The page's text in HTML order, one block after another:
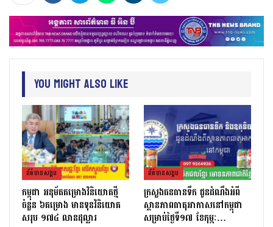
You Might Also Like
ព័ត៌មាន​សង្គម
កម្ពុជា អនុម័តគម្រោងវិនិយោគថ្មី
ចំនួន ៦គម្រោង មានទុនវិនិយោគ
សរុប ១៧៤ លានដុល្លារ
ព័ត៌មាន​សង្គម
ក្រសួងធនធានទឹក ជូនដំណឹងអំពី
ស្ថានភាពធាតុអាកាសនៅកម្ពុជា
សម្រាប់ថ្ងៃទី១៧ ខែកុម្ភៈ…